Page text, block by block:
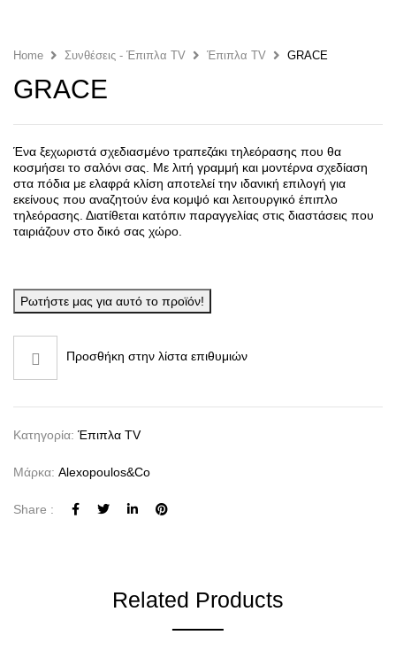
Home Συνθέσεις - Έπιπλα TV Έπιπλα TV GRACE
GRACE
Ένα ξεχωριστά σχεδιασμένο τραπεζάκι τηλεόρασης που θα
κοσμήσει το σαλόνι σας. Με λιτή γραμμή και μοντέρνα σχεδίαση
στα πόδια με ελαφρά κλίση αποτελεί την ιδανική επιλογή για
εκείνους που αναζητούν ένα κομψό και λειτουργικό έπιπλο
τηλεόρασης. Διατίθεται κατόπιν παραγγελίας στις διαστάσεις που
ταιριάζουν στο δικό σας χώρο.
Ρωτήστε μας για αυτό το προϊόν!
Προσθήκη στην λίστα επιθυμιών
Κατηγορία: Έπιπλα TV
Μάρκα: Alexopoulos&co
Share :
Related Products